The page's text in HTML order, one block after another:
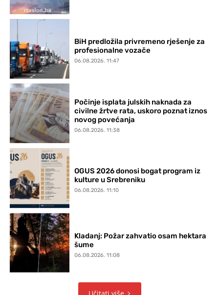
BiH predložila privremeno rješenje za
profesionalne vozače
06.08.2026. 11:47
Počinje isplata julskih naknada za
civilne žrtve rata, uskoro poznat iznos
novog povećanja
06.08.2026. 11:38
OGUS 2026 donosi bogat program iz
kulture u Srebreniku
06.08.2026. 11:10
Kladanj: Požar zahvatio osam hektara
šume
06.08.2026. 11:08